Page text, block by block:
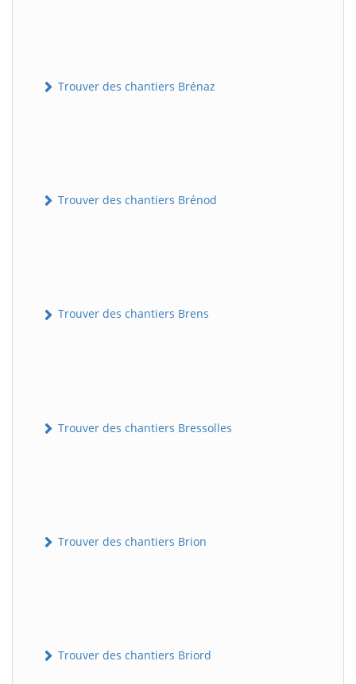
Trouver des chantiers Brénaz
Trouver des chantiers Brénod
Trouver des chantiers Brens
Trouver des chantiers Bressolles
Trouver des chantiers Brion
Trouver des chantiers Briord